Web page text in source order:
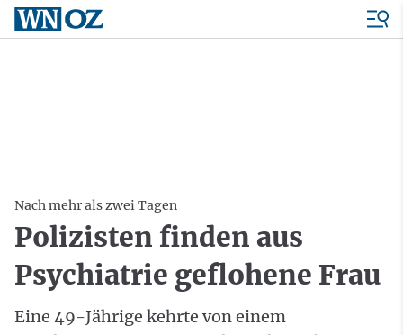
Nach mehr als zwei Tagen
Polizisten finden aus
Psychiatrie geflohene Frau
Eine 49-Jährige kehrte von einem